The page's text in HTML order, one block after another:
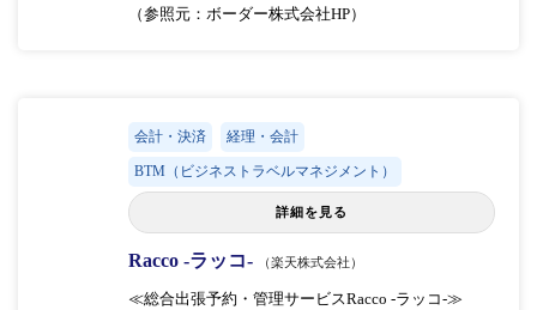
（参照元：ボーダー株式会社HP）
会計・決済 経理・会計
BTM（ビジネストラベルマネジメント）
詳細を見る
Racco -ラッコ- （楽天株式会社）
≪総合出張予約・管理サービスRacco -ラッコ-≫